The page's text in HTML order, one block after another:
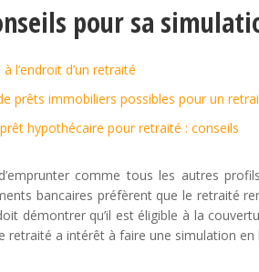
pour sa
l’endroit d’un retraité
prêts immobiliers possibles pour un
hypothécaire pour retraité : conseils
comme tous les autres
bancaires préfèrent que le retraité
démontrer qu’il est éligible à la
retraité a intérêt à faire une simulation en